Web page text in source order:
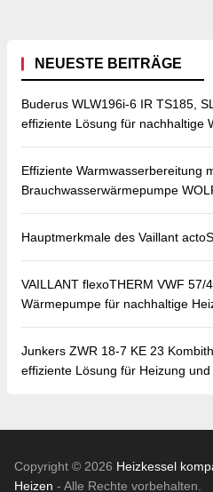
NEUESTE BEITRÄGE
Buderus WLW196i-6 IR TS185,
effiziente Lösung für nachhaltige
Effiziente Warmwasserbereitung
Brauchwasserwärmepumpe
Hauptmerkmale des Vaillant
VAILLANT flexoTHERM VWF 57/
Wärmepumpe für nachhaltige
Junkers ZWR 18-7 KE 23
effiziente Lösung für Heizung
Copyright © 2026 Heizkessel
Heizen - Alle Rechte vorbehalten.